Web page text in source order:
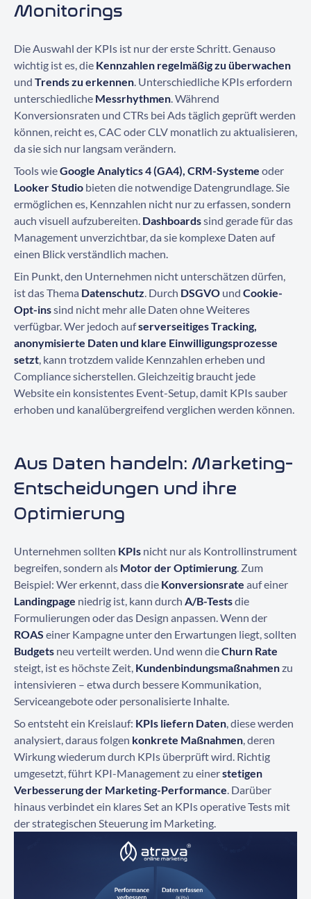
Monitorings
Die Auswahl der KPIs ist nur der erste Schritt. Genauso
wichtig ist es, die Kennzahlen regelmäßig zu überwachen
und Trends zu erkennen. Unterschiedliche KPIs erfordern
unterschiedliche Messrhythmen. Während
Konversionsraten und CTRs bei Ads täglich geprüft werden
können, reicht es, CAC oder CLV monatlich zu aktualisieren,
da sie sich nur langsam verändern.
Tools wieGoogle Analytics 4 (GA4), CRM-Systeme oder
Looker Studio bieten die notwendige Datengrundlage. Sie
ermöglichen es, Kennzahlen nicht nur zu erfassen, sondern
auch visuell aufzubereiten. Dashboardssind gerade für das
Management unverzichtbar, da sie komplexe Daten auf
einen Blick verständlich machen.
Ein Punkt, den Unternehmen nicht unterschätzen dürfen,
ist das Thema Datenschutz. Durch DSGVO und Cookie-
Opt-inssind nicht mehr alle Daten ohne Weiteres
verfügbar. Wer jedoch aufserverseitiges Tracking,
anonymisierte Daten und klare Einwilligungsprozesse
setzt, kann trotzdem valide Kennzahlen erheben und
Compliance sicherstellen. Gleichzeitig braucht jede
Website ein konsistentes Event-Setup, damit KPIs sauber
erhoben und kanalübergreifend verglichen werden können.
Aus Daten handeln: Marketing-
Entscheidungen und ihre
Optimierung
Unternehmen sollten KPIs nicht nur als Kontrollinstrument
begreifen, sondern als Motor der Optimierung. Zum
Beispiel: Wer erkennt, dass die Konversionsrate auf einer
Landingpage niedrig ist, kann durch A/B-Testsdie
Formulierungen oder das Design anpassen. Wenn der
ROAS einer Kampagne unter den Erwartungen liegt, sollten
Budgets neu verteilt werden. Und wenn dieChurn Rate
steigt, ist es höchste Zeit, Kundenbindungsmaßnahmenzu
intensivieren – etwa durch bessere Kommunikation,
Serviceangebote oder personalisierte Inhalte.
So entsteht ein Kreislauf: KPIs liefern Daten, diese werden
analysiert, daraus folgen konkrete Maßnahmen, deren
Wirkung wiederum durch KPIs überprüft wird. Richtig
umgesetzt, führt KPI-Management zu einerstetigen
Verbesserung der Marketing-Performance. Darüber
hinaus verbindet ein klares Set an KPIs operative Tests mit
der strategischen Steuerung im Marketing.